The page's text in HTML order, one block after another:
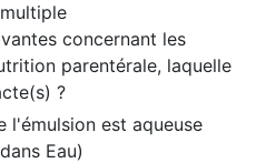
concernant les
parentérale, laquelle
?
l'émulsion est aqueuse
Eau)